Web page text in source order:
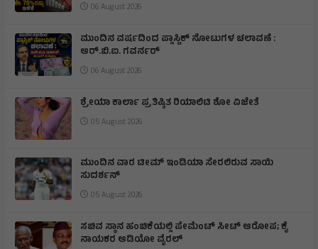
06 August 2026
ಮುಂದಿನ ವರ್ಷದಿಂದ ಪ್ಲಾಸ್ಟಿಕ್ ನೋಟುಗಳ ಚಲಾವಣೆ :
ಆರ್‌.ಬಿ.ಐ. ಗವರ್ನರ್
06 August 2026
ಶ್ರೇಯಾ ಕಾರ್ಲಾ ಪ್ರತಿಷ್ಠಿತ ರಿಯಾಲಿಟಿ ಶೋ ವಿಜೇತೆ
05 August 2026
ಮುಂದಿನ ವಾರ ಟೀಮ್ ಇಂಡಿಯಾ ಸೇರಲಿರುವ ಸಾಯಿ
ಸುದರ್ಶನ್
05 August 2026
ಸಚಿವ ಸ್ಥಾನ ಹಂಚಿಕೆಯಲ್ಲಿ ಪೇಮೆಂಟ್ ಸೀಟ್ ಆರೋಪ; ಕೈ
ನಾಯಕರ ಆಡಿಯೋ ವೈರಲ್